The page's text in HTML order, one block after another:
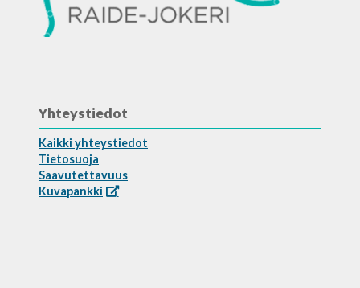
Yhteystiedot
Kaikki yhteystiedot
Tietosuoja
Saavutettavuus
Kuvapankki